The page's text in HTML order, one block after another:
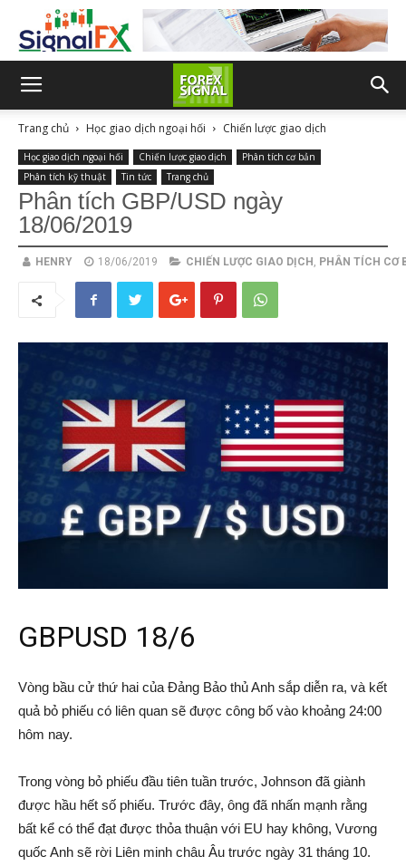
Trang chủ Học giao dịch ngoại hối Chiến lược giao dịch
Học giao dịch ngoại hối Chiến lược giao dịch
Phân tích cơ bản
Phân tích kỹ thuật
Tin tức Trang chủ
Phân tích GBP/USD ngày
18/06/2019
HENRY 18/06/2019 CHIẾN LƯỢC GIAO DỊCH , PHÂN TÍCH CƠ
GBPUSD 18/6
Vòng bầu cử thứ hai của Đảng Bảo thủ Anh sắp diễn ra, và kết
quả bỏ phiếu có liên quan sẽ được công bố vào khoảng 24:00
hôm nay.
Trong vòng bỏ phiếu đầu tiên tuần trước, Johnson đã giành
được hầu hết số phiếu. Trước đây, ông đã nhấn mạnh rằng
bất kể có thể đạt được thỏa thuận với EU hay không, Vương
quốc Anh sẽ rời Liên minh châu Âu trước ngày 31 tháng 10.